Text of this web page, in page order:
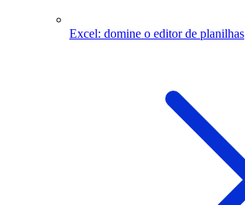
Excel: domine o editor de planilhas